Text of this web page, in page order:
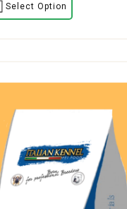
Select Option